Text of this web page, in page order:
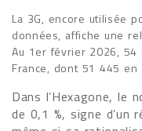
La 3G, encore utilisée
données, affiche une
Au 1er février 2026,
France, dont 51 445 en
Dans l’Hexagone, le
de 0,1 %, signe d’un